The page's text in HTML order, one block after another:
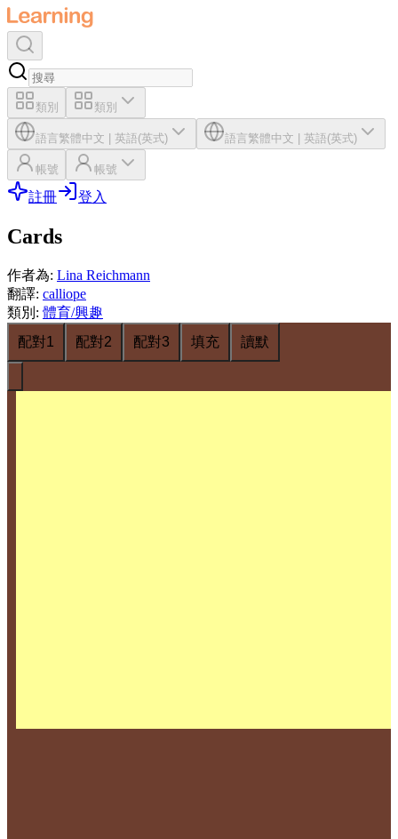
類別 類別
語言繁體中文 英語(英式) 語言繁體中文 英語(英式)
帳號 帳號
註冊 登入
Cards
作者為: Lina Reichmann
翻譯: calliope
類別 : 體育/興趣
配對1
配對2 配對3 填充 讀默